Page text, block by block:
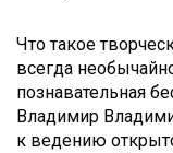
Что такое
всегда
познавательная
Владимир
к ведению